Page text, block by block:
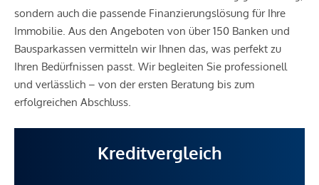
sondern auch die passende Finanzierungslösung für Ihre
Immobilie. Aus den Angeboten von über 150 Banken und
Bausparkassen vermitteln wir Ihnen das, was perfekt zu
Ihren Bedürfnissen passt. Wir begleiten Sie professionell
und verlässlich – von der ersten Beratung bis zum
erfolgreichen Abschluss.
Kreditvergleich